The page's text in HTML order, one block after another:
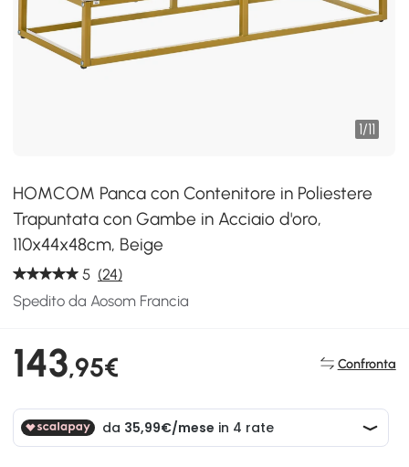
1/11
HOMCOM Panca con Contenitore in Poliestere
Trapuntata con Gambe in Acciaio d'oro,
110x44x48cm, Beige
5 (24)
Spedito da Aosom Francia
143,95€ Confronta